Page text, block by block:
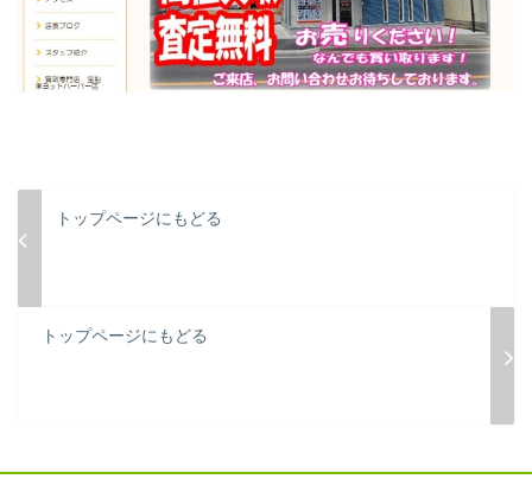
トップページにもどる
トップページにもどる